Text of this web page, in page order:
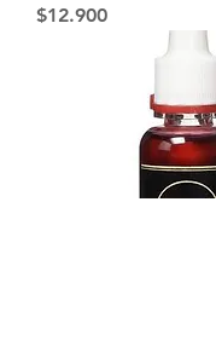
Precio
$12.900